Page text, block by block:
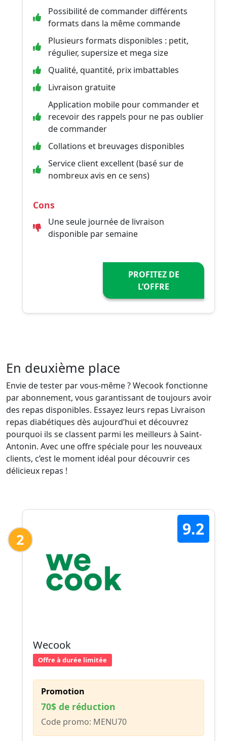
Possibilité de commander différents
formats dans la même commande
Plusieurs formats disponibles : petit,
régulier, supersize et mega size
Qualité, quantité, prix imbattables
Livraison gratuite
Application mobile pour commander et
recevoir des rappels pour ne pas oublier
de commander
Collations et breuvages disponibles
Service client excellent (basé sur de
nombreux avis en ce sens)
Cons
Une seule journée de livraison
disponible par semaine
PROFITEZ DE
L’OFFRE
En deuxième place
Envie de tester par vous-même ? Wecook fonctionne
par abonnement, vous garantissant de toujours avoir
des repas disponibles. Essayez leurs repas Livraison
repas diabétiques dès aujourd’hui et découvrez
pourquoi ils se classent parmi les meilleurs à Saint-
Antonin. Avec une offre spéciale pour les nouveaux
clients, c’est le moment idéal pour découvrir ces
délicieux repas !
2
9.2
Wecook
Offre à durée limitée
Promotion
70$ de réduction
Code promo: MENU70